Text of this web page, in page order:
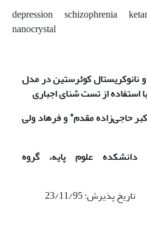
depression schizophrenia
nanocrystal
کوئرستین در مدل
استفاده از تست شنای اجباری
حاجی‌زاده مقدم* وفرهاد ولی
دانشکده علوم پایه، گروه